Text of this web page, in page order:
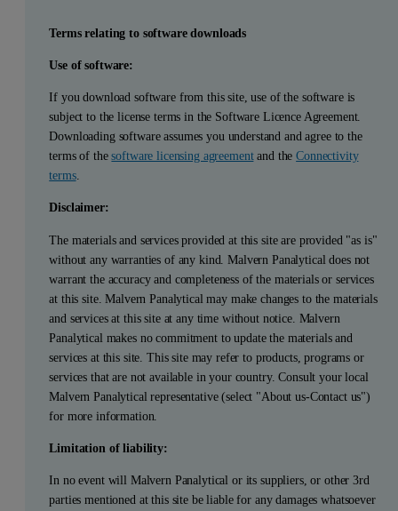
Terms relating to software downloads
Use of software:
If you download software from this site, use of the software is
subject to the license terms in the Software Licence Agreement.
Downloading software assumes you understand and agree to the
terms of thesoftware licensing agreementand theConnectivity
terms.
Disclaimer:
The materials and services provided at this site are provided "as is"
without any warranties of any kind. Malvern Panalytical does not
warrant the accuracy and completeness of the materials or services
at this site. Malvern Panalytical may make changes to the materials
and services at this site at any time without notice. Malvern
Panalytical makes no commitment to update the materials and
services at this site. This site may refer to products, programs or
services that are not available in your country. Consult your local
Malvern Panalytical representative (select "About us-Contact us")
for more information.
Limitation of liability:
In no event will Malvern Panalytical or its suppliers, or other 3rd
parties mentioned at this site be liable for any damages whatsoever